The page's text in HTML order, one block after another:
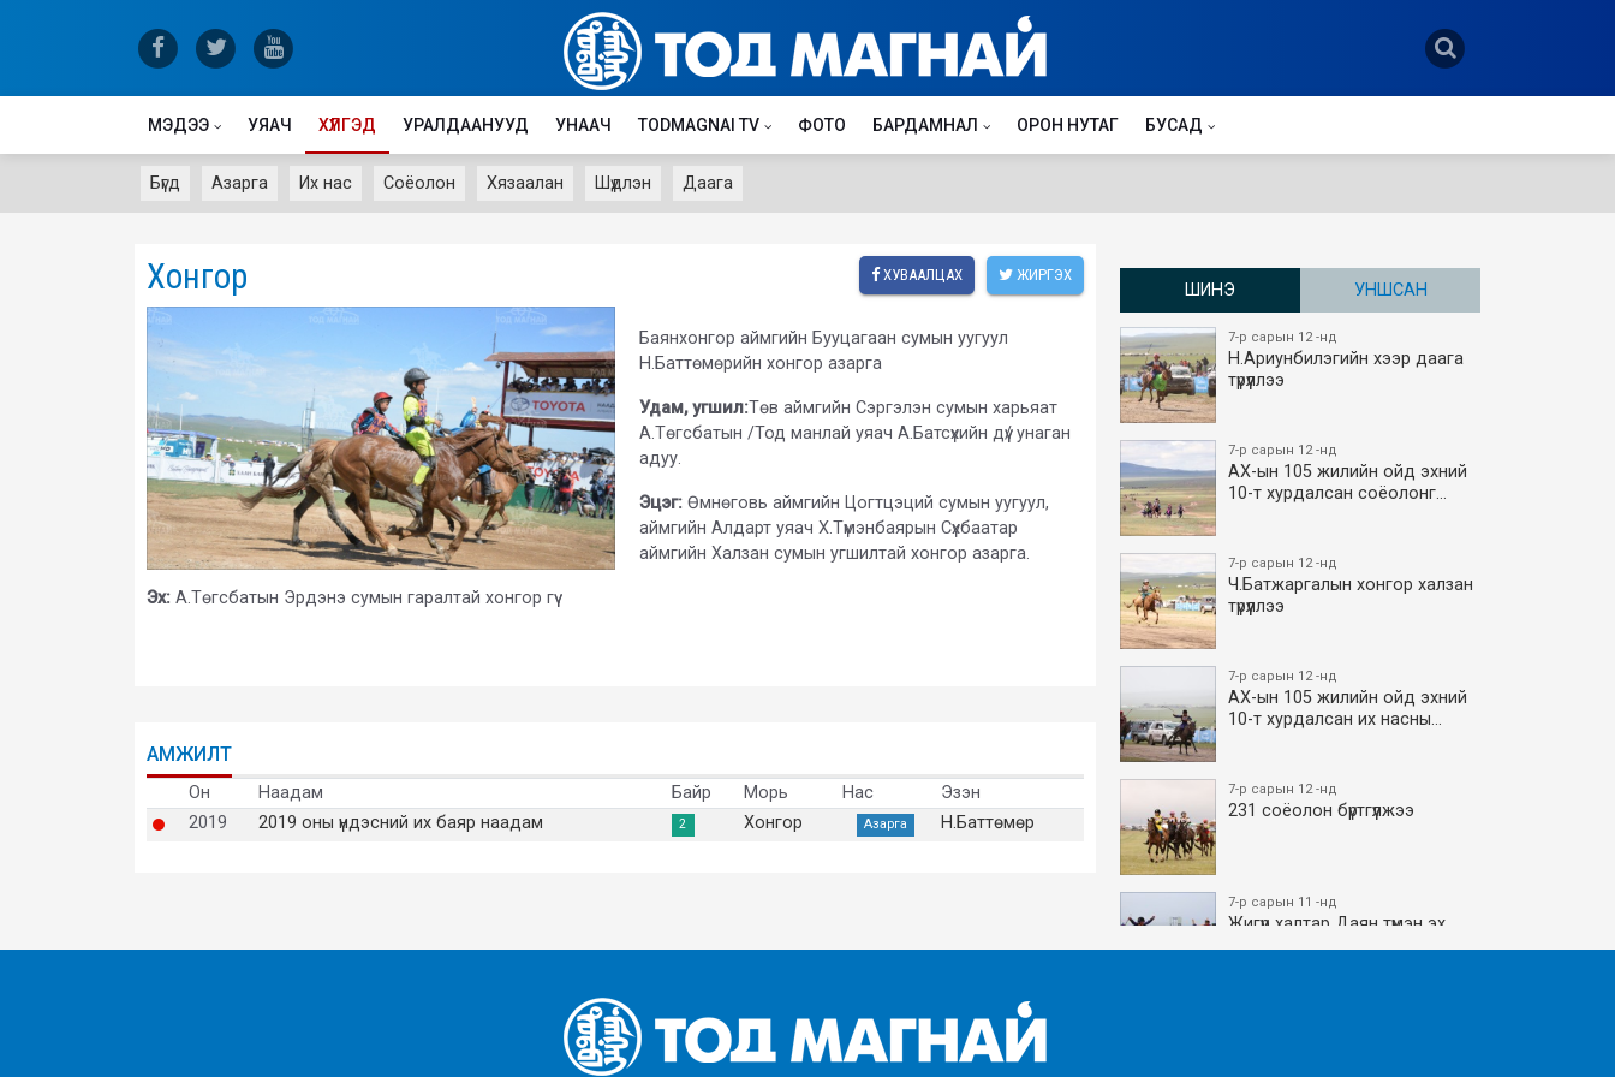
МЭДЭЭ УЯАЧ ХҮЛГЭД УРАЛДААНУУД УНААЧ TODMAGNAI TV ФОТО БАРДАМНАЛ ОРОН НУТАГ БУСАД
Бүгд Азарга Их нас Соёолон Хязаалан Шүдлэн Даага
Хонгор ХУВААЛЦАХ ЖИРГЭХ
Баянхонгор аймгийн Бууцагаан сумын уугуул
Н.Баттөмөрийн хонгор азарга
Удам, угшил:Төв аймгийн Сэргэлэн сумын харьяат
А.Төгсбатын /Тод манлай уяач А.Батсүхийн дүү/ унаган
адуу.
Эцэг: Өмнөговь аймгийн Цогтцэций сумын уугуул,
аймгийн Алдарт уяач Х.Түмэнбаярын Сүхбаатар
аймгийн Халзан сумын угшилтай хонгор азарга.
Эх: А.Төгсбатын Эрдэнэ сумын гаралтай хонгор гүү
АМЖИЛТ
Он Наадам Байр Морь Нас
Эзэн
2019
2019 оны үндэсний их баяр наадам 2 Хонгор Азарга Н.Баттөмөр
ШИНЭ УНШСАН
7-р сарын 12 -нд
Н.Ариунбилэгийн хээр даага
түрүүллээ
7-р сарын 12 -нд
АХ-ын 105 жилийн ойд эхний
10-т хурдалсан соёолонг…
7-р сарын 12 -нд
Ч.Батжаргалын хонгор халзан
түрүүллээ
7-р сарын 12 -нд
АХ-ын 105 жилийн ойд эхний
10-т хурдалсан их насны…
7-р сарын 12 -нд
231 соёолон бүртгүүлжээ
7-р сарын 11 -нд
Жигүүр халтар Даян түмэн эх
боллоо